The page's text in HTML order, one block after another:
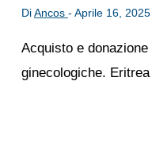
DiAncos - Aprile 16, 2025
Acquisto e
ginecologiche. Eritrea